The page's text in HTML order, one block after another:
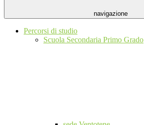
navigazione
Percorsi di studio
Scuola Secondaria Primo Grado